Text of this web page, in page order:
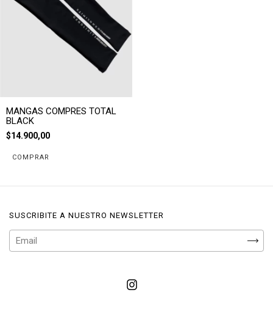
MANGAS COMPRES TOTAL
BLACK
$14.900,00
COMPRAR
SUSCRIBITE A NUESTRO NEWSLETTER